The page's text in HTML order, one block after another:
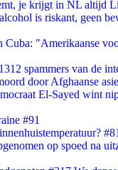
je krijgt in NL altijd
is riskant, geen
Cuba: "Amerikaanse
spammers van de
door Afghaanse
El-Sayed wint
#91
op spoed na